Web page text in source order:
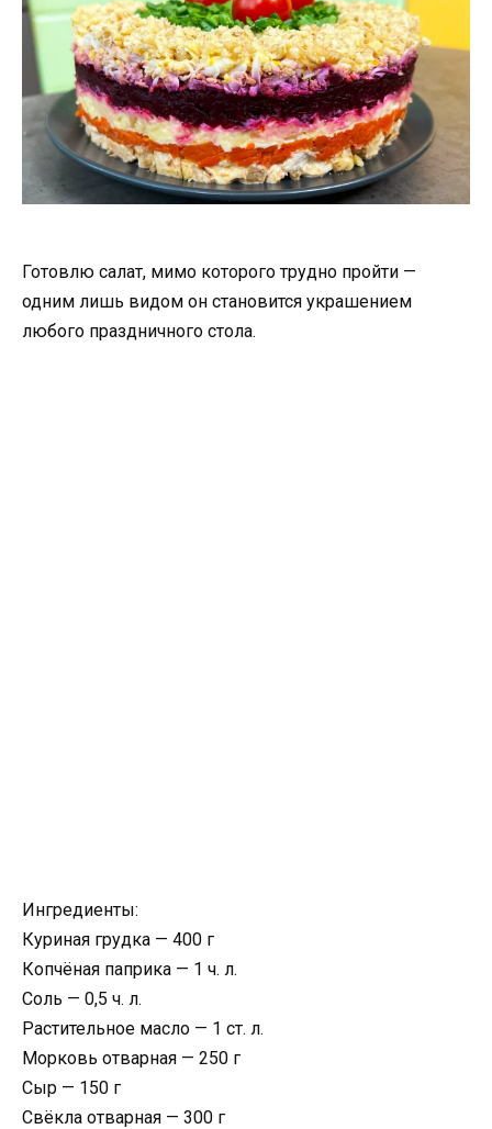
Готовлю салат, мимо которого трудно пройти —
одним лишь видом он становится украшением
любого праздничного стола.
Ингредиенты:
Куриная грудка — 400 г
Копчёная паприка — 1 ч. л.
Соль — 0,5 ч. л.
Растительное масло — 1 ст. л.
Морковь отварная — 250 г
Сыр — 150 г
Свёкла отварная — 300 г